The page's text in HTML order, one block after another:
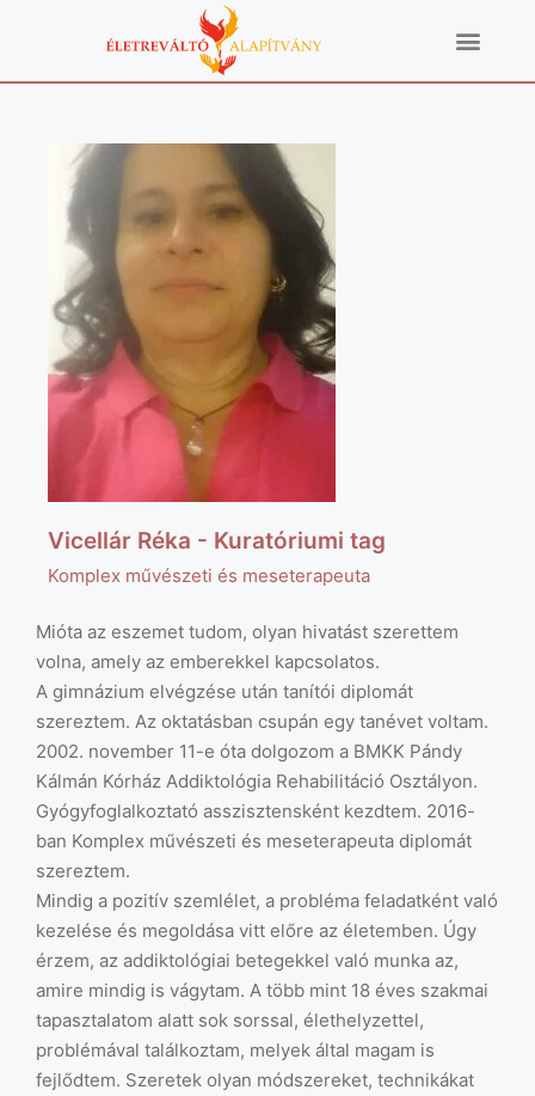
Vicellár Réka - Kuratóriumi tag
Komplex művészeti és meseterapeuta
Mióta az eszemet tudom, olyan hivatást szerettem
volna, amely az emberekkel kapcsolatos.
A gimnázium elvégzése után tanítói diplomát
szereztem. Az oktatásban csupán egy tanévet voltam.
2002. november 11-e óta dolgozom a BMKK Pándy
Kálmán Kórház Addiktológia Rehabilitáció Osztályon.
Gyógyfoglalkoztató asszisztensként kezdtem. 2016-
ban Komplex művészeti és meseterapeuta diplomát
szereztem.
Mindig a pozitív szemlélet, a probléma feladatként való
kezelése és megoldása vitt előre az életemben. Úgy
érzem, az addiktológiai betegekkel való munka az,
amire mindig is vágytam. A több mint 18 éves szakmai
tapasztalatom alatt sok sorssal, élethelyzettel,
problémával találkoztam, melyek által magam is
fejlődtem. Szeretek olyan módszereket, technikákat